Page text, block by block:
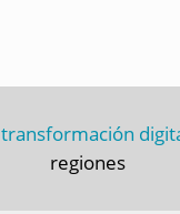
transformación
regiones